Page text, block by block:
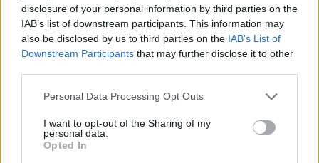
disclosure of your personal information by third parties on the
IAB’s list of downstream participants. This information may
also be disclosed by us to third parties on the IAB’s List of
Downstream Participants that may further disclose it to other
Personal Data Processing Opt Outs
I want to opt-out of the Sharing of my
personal data.
Opted In
Puttelitens projekt Audi S2 Avant. Back
to basic. + garagefix.
Senaste inlägget avPutteliten fredag 22:10 iProjekt
14 svar
Senaste inlägget avStol3n_Identity fredag 10:06 Projekt
Manta b som ska räddas (kaross eller
delar sökes)